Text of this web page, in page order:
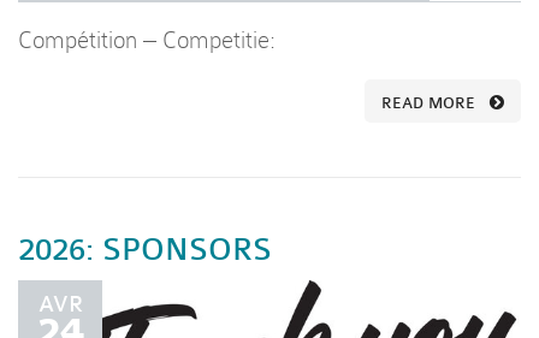
Compétition – Competitie:
READ MORE
2026: SPONSORS
AVR